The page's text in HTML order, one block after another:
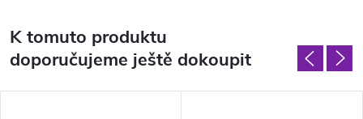
K tomuto produktu
doporučujeme ještě dokoupit